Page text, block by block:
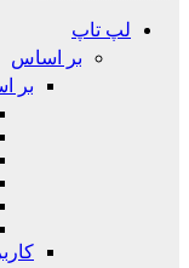
لپ تاپ
بر اساس
بر